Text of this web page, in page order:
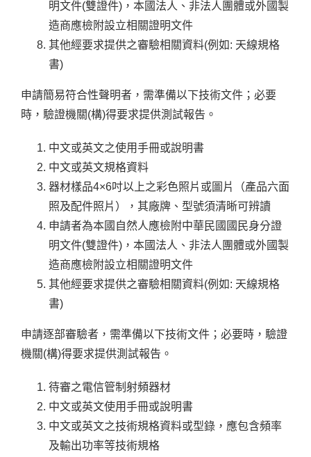
明文件(雙證件)，本國法人、非法人團體或外國製
造商應檢附設立相關證明文件
其他經要求提供之審驗相關資料(例如: 天線規格
書)
申請簡易符合性聲明者，需準備以下技術文件；必要
時，驗證機關(構)得要求提供測試報告。
中文或英文之使用手冊或說明書
中文或英文規格資料
器材樣品4×6吋以上之彩色照片或圖片（產品六面
照及配件照片），其廠牌、型號須清晰可辨讀
申請者為本國自然人應檢附中華民國國民身分證
明文件(雙證件)，本國法人、非法人團體或外國製
造商應檢附設立相關證明文件
其他經要求提供之審驗相關資料(例如: 天線規格
書)
申請逐部審驗者，需準備以下技術文件；必要時，驗證
機關(構)得要求提供測試報告。
待審之電信管制射頻器材
中文或英文使用手冊或說明書
中文或英文之技術規格資料或型錄，應包含頻率
及輸出功率等技術規格